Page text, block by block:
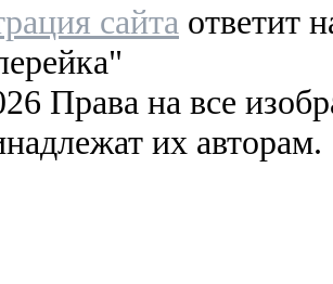
сайта ответит
Права на все
их авторам.